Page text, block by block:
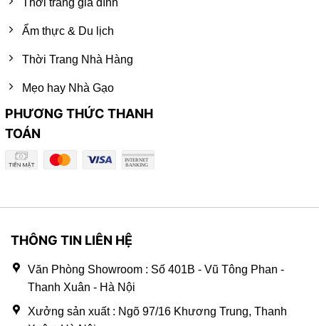
Ẩm thực & Du lịch
Thời Trang Nhà Hàng
Mẹo hay Nhà Gạo
PHƯƠNG THỨC THANH
TOÁN
THÔNG TIN LIÊN HỆ
Văn Phòng Showroom : Số 401B - Vũ Tông Phan -
Thanh Xuân - Hà Nội
Xưởng sản xuất : Ngõ 97/16 Khương Trung, Thanh